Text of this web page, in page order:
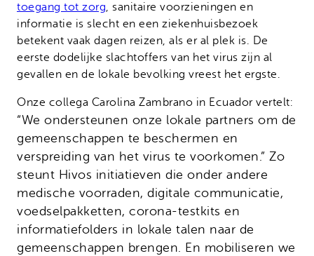
toegang tot zorg, sanitaire voorzieningen en
informatie is slecht en een ziekenhuisbezoek
betekent vaak dagen reizen, als er al plek is. De
eerste dodelijke slachtoffers van het virus zijn al
gevallen en de lokale bevolking vreest het ergste.
Onze collega Carolina Zambrano in Ecuador vertelt:
“We ondersteunen onze lokale partners om de
gemeenschappen te beschermen en
verspreiding van het virus te voorkomen.” Zo
steunt Hivos initiatieven die onder andere
medische voorraden, digitale communicatie,
voedselpakketten, corona-testkits en
informatiefolders in lokale talen naar de
gemeenschappen brengen. En mobiliseren we